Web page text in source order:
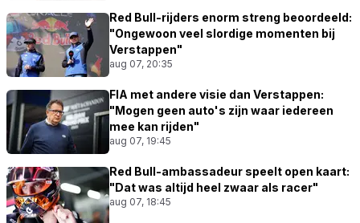
Red Bull-rijders enorm streng beoordeeld:
"Ongewoon veel slordige momenten bij
Verstappen"
aug 07, 20:35
FIA met andere visie dan Verstappen:
"Mogen geen auto's zijn waar iedereen
mee kan rijden"
aug 07, 19:45
Red Bull-ambassadeur speelt open kaart:
"Dat was altijd heel zwaar als racer"
aug 07, 18:45